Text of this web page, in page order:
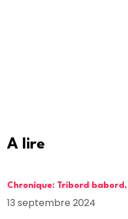
A lire
Chronique: Tribord
13 septembre 2024